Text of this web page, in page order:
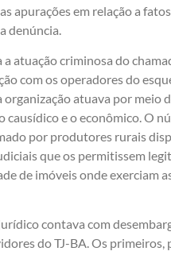
apurações em relação a
denúncia.
atuação criminosa do
com os operadores do
organização atuava por meio
causídico e o econômico. O
por produtores rurais
que os permitissem
de imóveis onde exerciam
contava com
do TJ-BA. Os primeiros,